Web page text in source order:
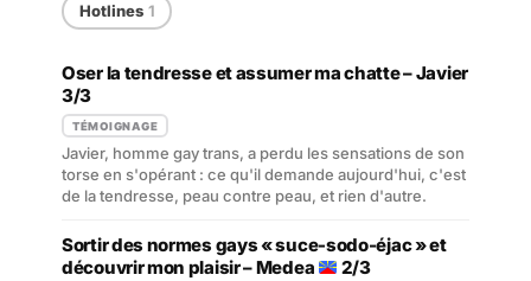
Hotlines 1
Oser la tendresse et assumer ma chatte – Javier
3/3
TÉMOIGNAGE
Javier, homme gay trans, a perdu les sensations de son
torse en s'opérant : ce qu'il demande aujourd'hui, c'est
de la tendresse, peau contre peau, et rien d'autre.
Sortir des normes gays « suce-sodo-éjac » et
découvrir mon plaisir – Medea
2/3